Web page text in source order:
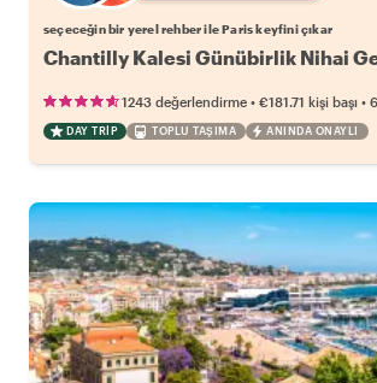
seçeceğin bir yerel rehber ile Paris keyfini çıkar
Chantilly Kalesi Günübirlik Nihai
1243 değerlendirme • €181.71 kişi başı •
DAY TRIP TOPLU TAŞIMA ANINDA ONAYLI